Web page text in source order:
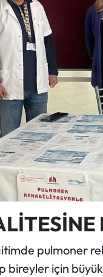
pulmoner
bireyler için